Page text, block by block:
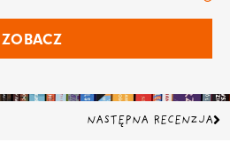
ZOBACZ
NASTĘPNA RECENZJA